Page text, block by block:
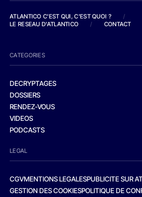
ATLANTICO C'EST QUI, C'EST QUOI ?
/
LE RESEAU D'ATLANTICO
/ CONTACT
CATEGORIES
DECRYPTAGES
DOSSIERS
RENDEZ-VOUS
VIDEOS
PODCASTS
LEGAL
CGVMENTIONS LEGALESPUBLICITE SUR
GESTION DES COOKIESPOLITIQUE DE